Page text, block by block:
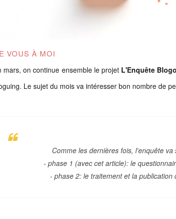
VOUS À MOI
mars, on continue ensemble le projet L'Enquête
Le sujet du mois va intéresser bon nombre de
Comme les dernières fois, l'enquête va
- phase 1 (avec cet article): le
- phase 2: le traitement et la